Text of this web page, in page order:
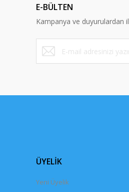
Ürün bilgilerinde
Ürün fiyatı diğer
Bu ürüne benzer farklı
E-BÜLTEN
Kampanya ve duyurulardan
ÜYELİK
Yeni Üyelik